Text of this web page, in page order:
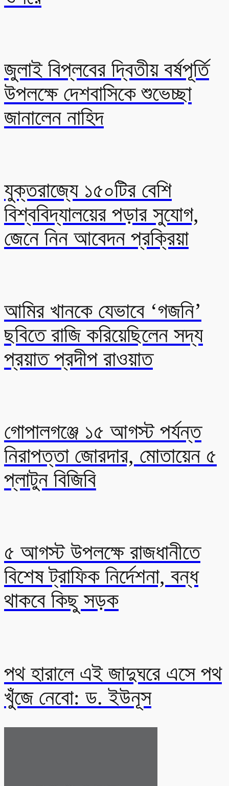
জুলাই বিপ্লবের দ্বিতীয় বর্ষপূর্তি
উপলক্ষে দেশবাসিকে শুভেচ্ছা
জানালেন নাহিদ
যুক্তরাজ্যে ১৫০টির বেশি
বিশ্ববিদ্যালয়ের পড়ার সুযোগ,
জেনে নিন আবেদন প্রক্রিয়া
আমির খানকে যেভাবে ‘গজনি’
ছবিতে রাজি করিয়েছিলেন সদ্য
প্রয়াত প্রদীপ রাওয়াত
গোপালগঞ্জে ১৫ আগস্ট পর্যন্ত
নিরাপত্তা জোরদার, মোতায়েন ৫
প্লাটুন বিজিবি
৫ আগস্ট উপলক্ষে রাজধানীতে
বিশেষ ট্রাফিক নির্দেশনা, বন্ধ
থাকবে কিছু সড়ক
পথ হারালে এই জাদুঘরে এসে পথ
খুঁজে নেবো: ড. ইউনূস